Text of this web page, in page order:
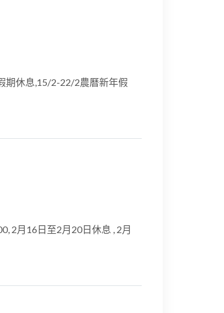
期休息,15/2-22/2農曆新年假
2月16日至2月20日休息 , 2月